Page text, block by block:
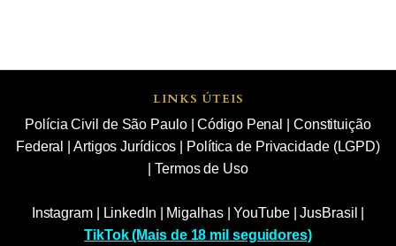
LINKS ÚTEIS
Polícia Civil de São Paulo|Código Penal
Constituição
Federal
Artigos Jurídicos
Política de Privacidade (LGPD)
|Termos de Uso
Instagram| LinkedIn Migalhas|YouTube|JusBrasil
TikTok (Mais de 18 mil seguidores)